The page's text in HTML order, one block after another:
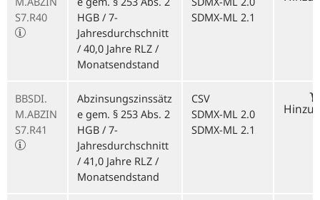
S7.R40
HGB / 7-
Jahresdurchschnitt
/ 40,0 Jahre RLZ /
Monatsendstand
SDMX-ML 2.1
BBSDI.
M.ABZIN
S7.R41
Abzinsungszinssätz
e gem. § 253 Abs. 2
HGB / 7-
Jahresdurchschnitt
/ 41,0 Jahre RLZ /
Monatsendstand
CSV
SDMX-ML 2.0
SDMX-ML 2.1